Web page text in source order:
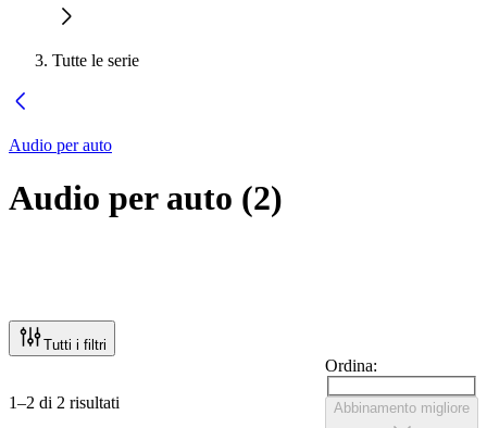
Tutte le serie
Audio per auto
Audio per auto (2)
Tutti i filtri
1–2 di 2 risultati
Ordina:
Abbinamento migliore